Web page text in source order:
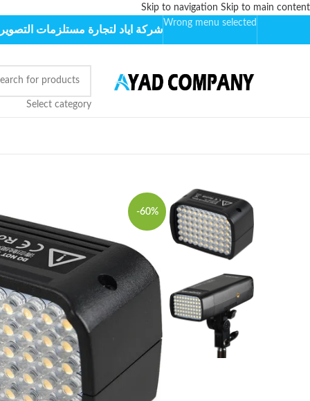
Skip to navigation Skip to main content
Wrong menu selected
شركة اياد لتجارة مستلزمات
Select category
-60%